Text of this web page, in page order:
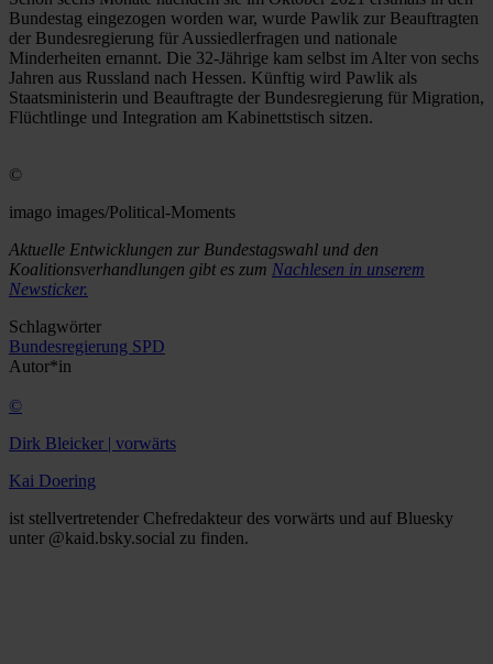
Bundestag eingezogen worden war, wurde Pawlik zur Beauftragten
der Bundesregierung für Aussiedlerfragen und nationale
Minderheiten ernannt. Die 32-Jährige kam selbst im Alter von sechs
Jahren aus Russland nach Hessen. Künftig wird Pawlik als
Staatsministerin und Beauftragte der Bundesregierung für Migration,
Flüchtlinge und Integration am Kabinettstisch sitzen.
©
imago images/Political-Moments
Aktuelle Entwicklungen zur Bundestagswahl und den
Koalitionsverhandlungen gibt es zum Nachlesen in unserem
Newsticker.
Schlagwörter
Bundesregierung SPD
Autor*in
©
Dirk Bleicker | vorwärts
Kai Doering
ist stellvertretender Chefredakteur des vorwärts und auf Bluesky
unter @kaid.bsky.social zu finden.